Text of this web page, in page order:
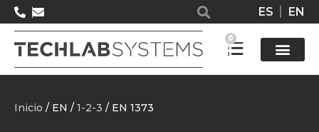
ES EN
0
Inicio / EN / 1-2-3 / EN 1373